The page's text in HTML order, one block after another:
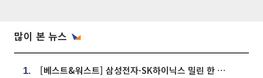
많이 본 뉴스
1. [베스트&워스트] 삼성전자·SK하이닉스 밀린 한 주…상상인증권은 85% 급등